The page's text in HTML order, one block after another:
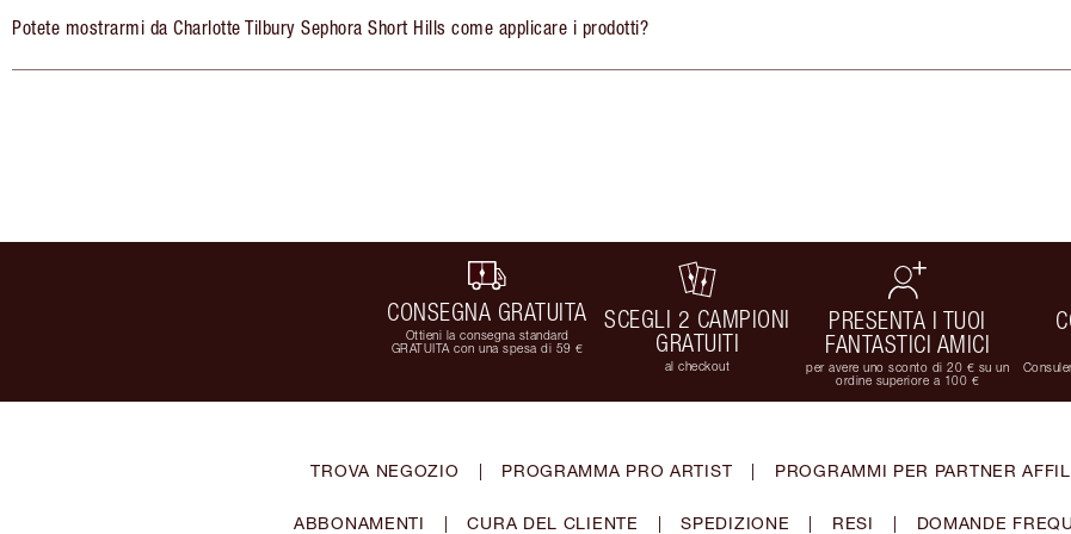
Potete mostrarmi da Charlotte Tilbury Sephora Short Hills come applicare i prodotti?
CONSEGNA GRATUITA
Ottieni la consegna standard
GRATUITA con una spesa di 59 €
SCEGLI 2 CAMPIONI
GRATUITI
al checkout
PRESENTA I TUOI
FANTASTICI AMICI
per avere uno sconto di 20 € su un
ordine superiore a 100 €
TROVA NEGOZIO | PROGRAMMA PRO ARTIST | PROGRAMMI PER PARTNER
ABBONAMENTI | CURA DEL CLIENTE | SPEDIZIONE | RESI | DOMANDE